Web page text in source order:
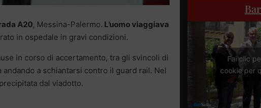
A20, Messina-Palermo. L’uomo viaggiava
in ospedale in gravi condizioni.
in corso di accertamento, tra gli svincoli di
a schiantarsi contro il guard rail. Nel
dal viadotto.
Fai clic
cookie per